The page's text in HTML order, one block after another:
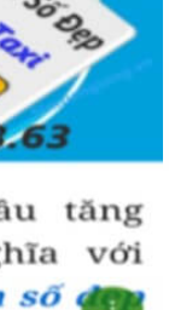
mới là sim hoàn
2 là bạn vào
giá“ ở ngay đầu
giá vì một số lý
giá cực rẻ nữa.
Quý Giữa..